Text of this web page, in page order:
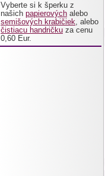
Vyberte si k šperku z
našich papierových alebo
semišových krabičiek, alebo
čistiacu handričku za cenu
0,60 Eur.